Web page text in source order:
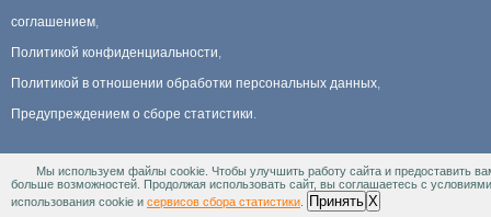
соглашением,
Политикой конфиденциальности,
Политикой в отношении обработки персональных данных,
Предупреждением о сборе статистики.
Информация Для правообладателей.
Мы используем файлы cookie. Чтобы улучшить работу сайта и предоставить
больше возможностей. Продолжая использовать сайт, вы соглашаетесь с условиями
использования cookie и сервисов сбора статистики Принять X